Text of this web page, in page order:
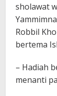
sholawat
Robbil
bertema
– Hadiah
menanti